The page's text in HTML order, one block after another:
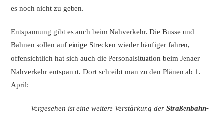
es noch nicht zu geben.
Entspannung gibt es auch beim Nahverkehr. Die Busse und
Bahnen sollen auf einige Strecken wieder häufiger fahren,
offensichtlich hat sich auch die Personalsituation beim Jenaer
Nahverkehr entspannt. Dort schreibt man zu den Plänen ab 1.
April:
Vorgesehen ist eine weitere Verstärkung derStraßenbahn-